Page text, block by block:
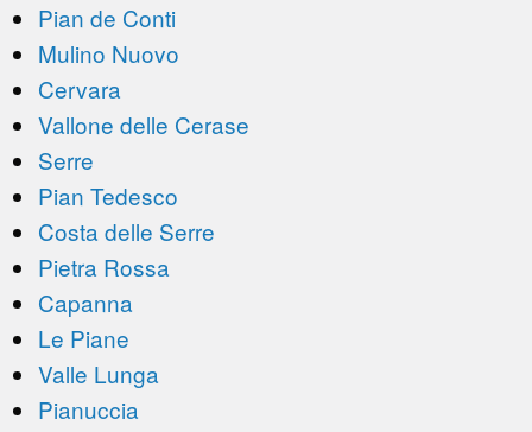
Pian de Conti
Mulino Nuovo
Cervara
Vallone delle Cerase
Serre
Pian Tedesco
Costa delle Serre
Pietra Rossa
Capanna
Le Piane
Valle Lunga
Pianuccia